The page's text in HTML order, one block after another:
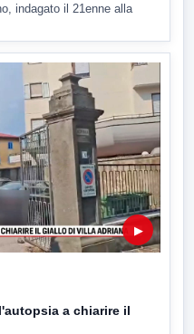
indagato il 21enne alla
▶
a chiarire il